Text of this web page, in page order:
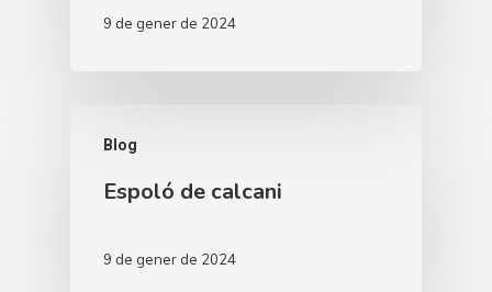
9 de gener de 2024
Blog
Espoló de calcani
9 de gener de 2024